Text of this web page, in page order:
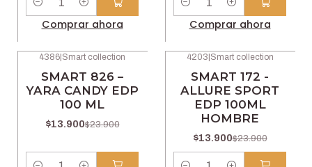
Comprar ahora Comprar ahora
4386 Smart collection
SMART 826 –
YARA CANDY EDP
100 ML
$13.900$23.900
4203 Smart collection
SMART 172 -
ALLURE SPORT
EDP 100ML
HOMBRE
$13.900$23.900